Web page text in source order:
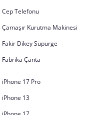
Cep Telefonu
Çamaşır Kurutma Makinesi
Fakir Dikey Süpürge
Fabrika Çanta
iPhone 17 Pro
iPhone 13